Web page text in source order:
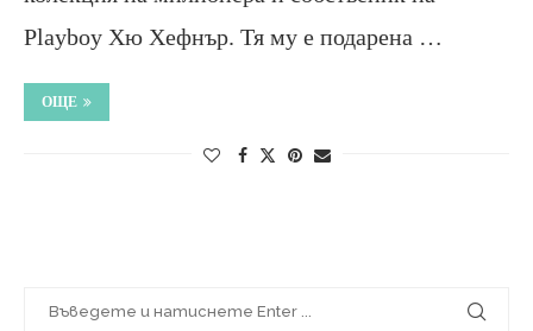
Playboy Хю Хефнър. Тя му е подарена …
ОЩЕ